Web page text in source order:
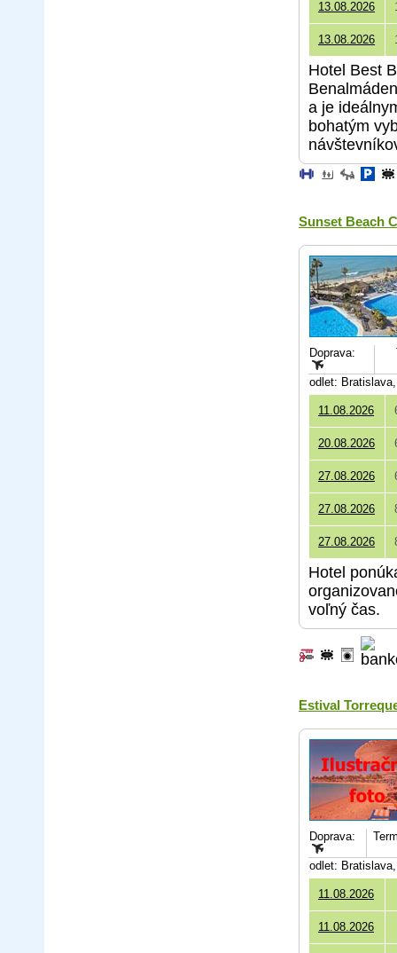
13.08.2026
13.08.2026
Hotel Best
a je
bohatým
Sunset Beach
Doprava:
odlet:
11.08.2026
20.08.2026
27.08.2026
27.08.2026
27.08.2026
Hotel
voľný čas.
Estival
Doprava:
odlet:
11.08.2026
11.08.2026